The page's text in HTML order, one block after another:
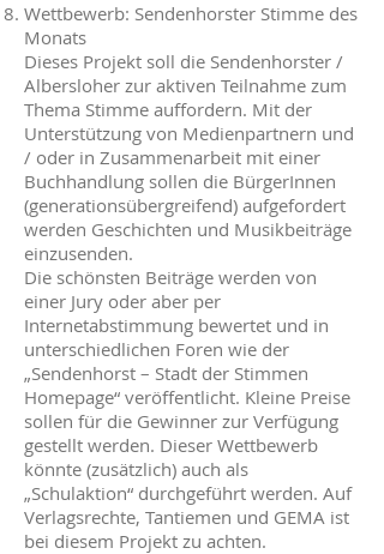
Wettbewerb: Sendenhorster Stimme des
Monats
Dieses Projekt soll die Sendenhorster /
Albersloher zur aktiven Teilnahme zum
Thema Stimme auffordern. Mit der
Unterstützung von Medienpartnern und
/ oder in Zusammenarbeit mit einer
Buchhandlung sollen die BürgerInnen
(generationsübergreifend) aufgefordert
werden Geschichten und Musikbeiträge
einzusenden.
Die schönsten Beiträge werden von
einer Jury oder aber per
Internetabstimmung bewertet und in
unterschiedlichen Foren wie der
„Sendenhorst – Stadt der Stimmen
Homepage“ veröffentlicht. Kleine Preise
sollen für die Gewinner zur Verfügung
gestellt werden. Dieser Wettbewerb
könnte (zusätzlich) auch als
„Schulaktion“ durchgeführt werden. Auf
Verlagsrechte, Tantiemen und GEMA ist
bei diesem Projekt zu achten.